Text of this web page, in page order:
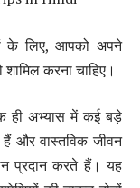
के लिए, आपको अपने
करना चाहिए।
ही अभ्यास में कई बड़े
हैं और वास्तविक जीवन
प्रदान करते हैं। यह